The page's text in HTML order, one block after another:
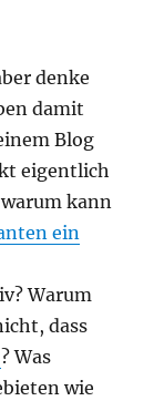
denke
damit
Blog
eigentlich
kann
ein
Warum
dass
? Was
wie